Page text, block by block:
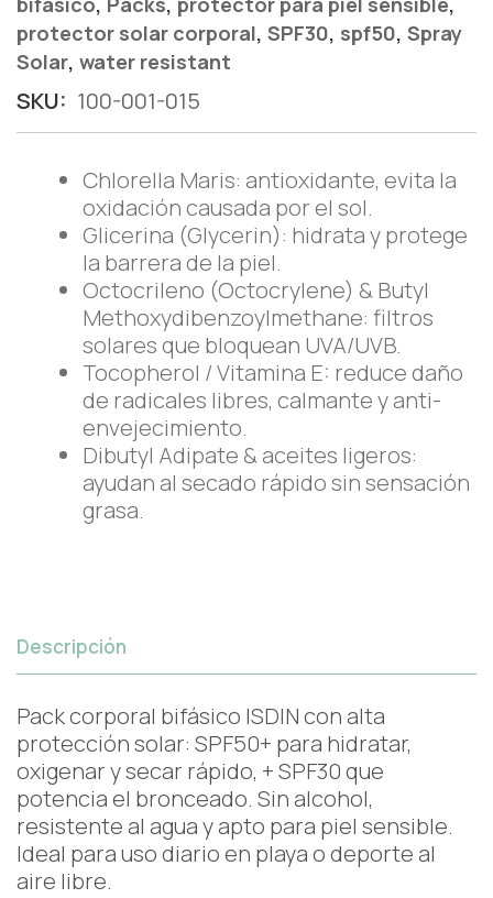
protector solar corporal, SPF30, spf50, Spray
Solar, water resistant
SKU: 100-001-015
Chlorella Maris: antioxidante, evita la
oxidación causada por el sol.
Glicerina (Glycerin): hidrata y protege
la barrera de la piel.
Octocrileno (Octocrylene) & Butyl
Methoxydibenzoylmethane: filtros
solares que bloquean UVA/UVB.
Tocopherol / Vitamina E: reduce daño
de radicales libres, calmante y anti-
envejecimiento.
Dibutyl Adipate & aceites ligeros:
ayudan al secado rápido sin sensación
grasa.
Descripción
Pack corporal bifásico ISDIN con alta
protección solar: SPF50+ para hidratar,
oxigenar y secar rápido, + SPF30 que
potencia el bronceado. Sin alcohol,
resistente al agua y apto para piel sensible.
Ideal para uso diario en playa o deporte al
aire libre.